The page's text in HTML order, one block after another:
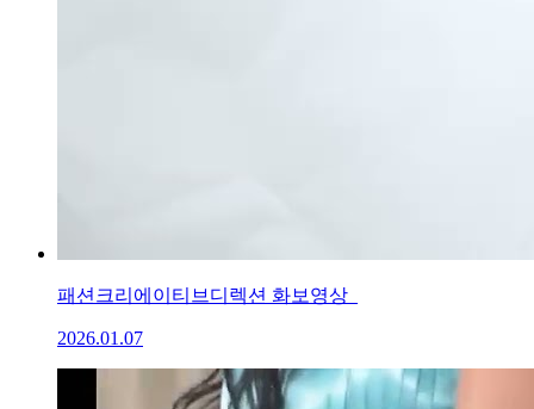
패션크리에이티브디렉션 화보영상_
2026.01.07